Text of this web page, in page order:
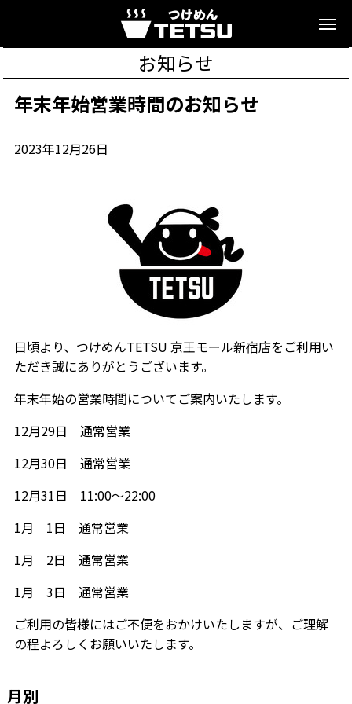
お知らせ
年末年始営業時間のお知らせ
2023年12月26日
日頃より、つけめんTETSU 京王モール新宿店をご利用い
ただき誠にありがとうございます。
年末年始の営業時間についてご案内いたします。
12月29日 通常営業
12月30日 通常営業
12月31日 11:00～22:00
1月 1日 通常営業
1月 2日 通常営業
1月 3日 通常営業
ご利用の皆様にはご不便をおかけいたしますが、ご理解
の程よろしくお願いいたします。
月別